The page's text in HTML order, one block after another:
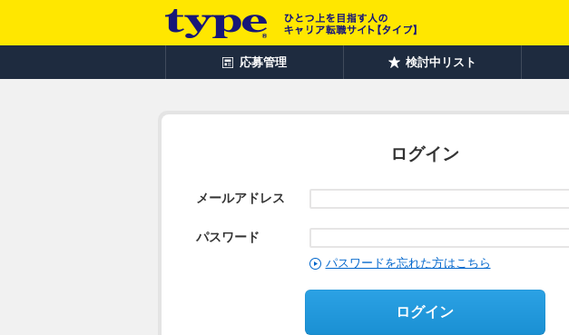
応募管理 検討中リスト
ログイン
メールアドレス
パスワード
パスワードを忘れた方はこちら
ログイン